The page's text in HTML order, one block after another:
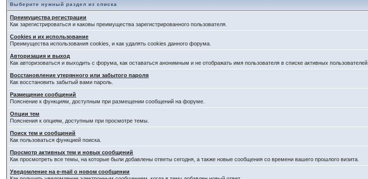
Выберите нужный раздел из списка
Преимущества регистрации
Как зарегистрироваться и каковы преимущества зарегистрированного пользователя.
Cookies и их использование
Преимущества использования cookies, и как удалять cookies данного форума.
Авторизация и выход
Как авторизоваться и выходить с форума, как оставаться анонимным и не отображать имя пользователя в списке активных пользователей.
Восстановление утерянного или забытого пароля
Как восстановить забытый вами пароль.
Размещение сообщений
Пояснение к функциям, доступным при размещении сообщений на форуме.
Опции тем
Пояснения к опциям, доступным при просмотре темы.
Поиск тем и сообщений
Как пользоваться функцией поиска.
Просмотр активных тем и новых сообщений
Как просмотреть все темы, на которые были добавлены ответы сегодня, а также новые сообщения со времени вашего прошлого визита.
Уведомление на е-mail о новом сообщении